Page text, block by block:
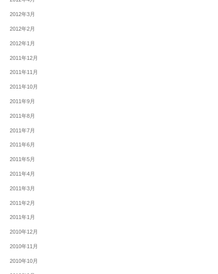
2012年3月
2012年2月
2012年1月
2011年12月
2011年11月
2011年10月
2011年9月
2011年8月
2011年7月
2011年6月
2011年5月
2011年4月
2011年3月
2011年2月
2011年1月
2010年12月
2010年11月
2010年10月